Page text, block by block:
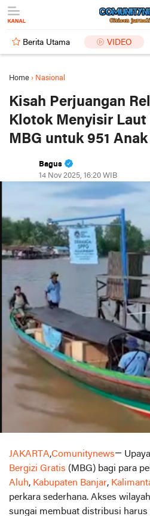
Berita Utama VIDEO
Home › Nasional
Kisah Perjuangan
Klotok Menyisir Laut
MBG untuk 951
Bagus
14 Nov 2025, 16:20 WIB
JAKARTA,Comunitynews—
Bergizi Gratis (MBG) bagi para
Aluh, Kabupaten Banjar,
perkara sederhana. Akses
sungai membuat distribusi harus